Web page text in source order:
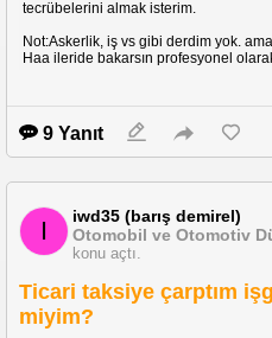
tecrübelerini almak isterim.
Not:Askerlik, iş vs gibi derdim yok.
Haa ileride bakarsın profesyonel
9 Yanıt
I
iwd35 (barış demirel)
Otomobil ve Otomotiv
konu açtı.
Ticari taksiye çarptım
miyim?